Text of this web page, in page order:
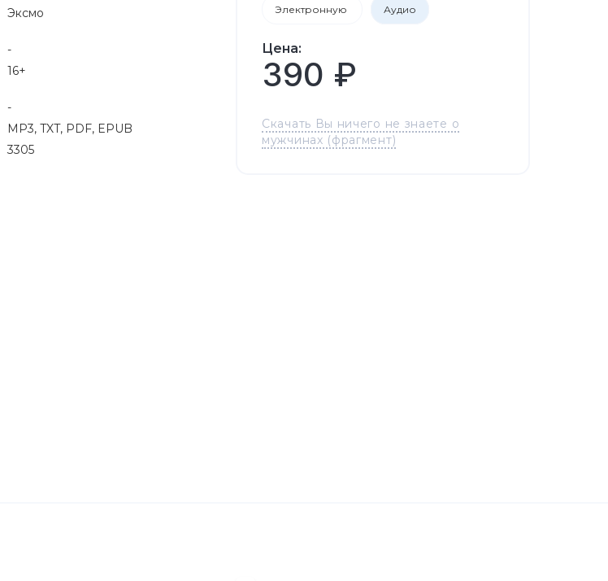
Эксмо
-
16+
-
MP3, TXT, PDF, EPUB
3305
Электронную Аудио
Цена:
390 ₽
Скачать Вы ничего не знаете о
мужчинах (фрагмент)